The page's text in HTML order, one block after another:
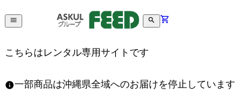
こちらはレンタル専用サイトです
一部商品は沖縄県全域へのお届けを停止しています